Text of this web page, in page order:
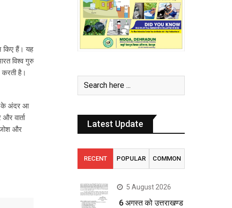
किए हैं। यह
विश्व गुरु
है।
के अंदर आ
वार्ता
जोश और
Latest Update
RECENT POPULAR COMMON
5 August 2026
6 अगस्त को उत्तराखण्ड